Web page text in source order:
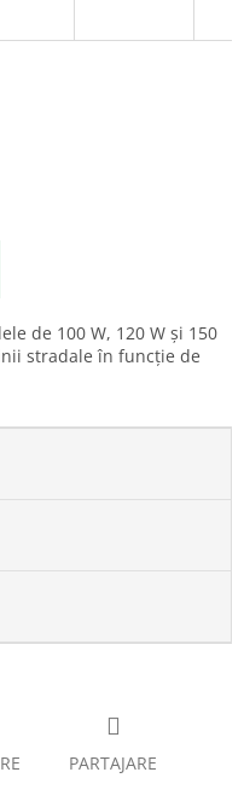
de 100 W, 120 W și 150
stradale în funcție de
PARTAJARE